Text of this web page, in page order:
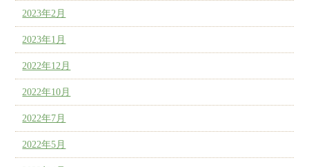
2023年2月
2023年1月
2022年12月
2022年10月
2022年7月
2022年5月